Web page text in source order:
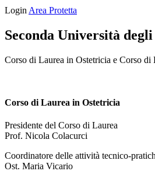
Login Area Protetta
Seconda Università
Corso di Laurea in Ostetricia e Corso di
Corso di Laurea in Ostetricia
Presidente del Corso di Laurea
Prof. Nicola Colacurci
Coordinatore delle attività tecnico-
Ost. Maria Vicario